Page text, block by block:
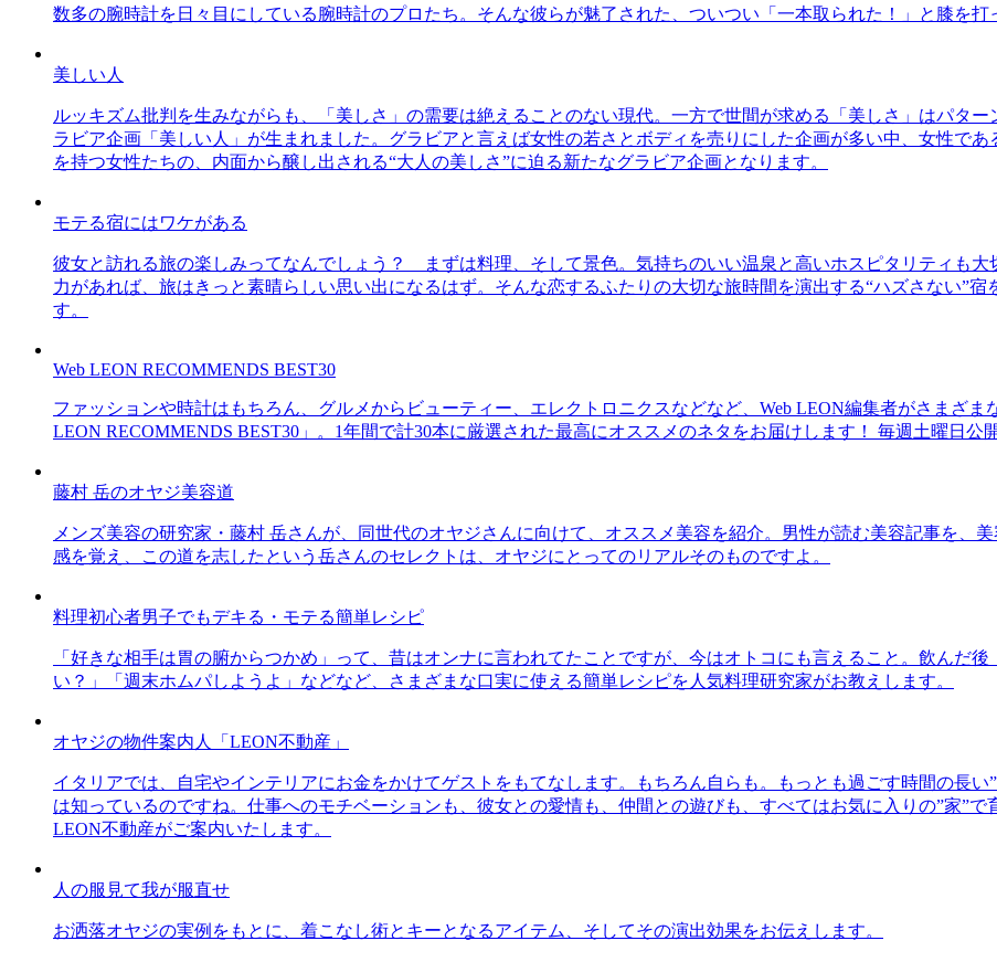
数多の腕時計を日々目にしている腕時計のプロたち。そんな彼らが魅了された、ついつい「一本取られた！」と膝を打
美しい人
ルッキズム批判を生みながらも、「美しさ」の需要は絶えることのない現代。一方で世間が求める「美しさ」はパタ
ラビア企画「美しい人」が生まれました。グラビアと言えば女性の若さとボディを売りにした企画が多い中、女性で
を持つ女性たちの、内面から醸し出される“大人の美しさ”に迫る新たなグラビア企画となります。
モテる宿にはワケがある
彼女と訪れる旅の楽しみってなんでしょう？ まずは料理、そして景色。気持ちのいい温泉と高いホスピタリティも
力があれば、旅はきっと素晴らしい思い出になるはず。そんな恋するふたりの大切な旅時間を演出する“ハズさない”
す。
Web LEON RECOMMENDS BEST30
ファッションや時計はもちろん、グルメからビューティー、エレクトロニクスなどなど、Web LEON編集者がさまざ
LEON RECOMMENDS BEST30」。1年間で計30本に厳選された最高にオススメのネタをお届けします！ 毎週土曜日公
藤村 岳のオヤジ美容道
メンズ美容の研究家・藤村 岳さんが、同世代のオヤジさんに向けて、オススメ美容を紹介。男性が読む美容記事を、
感を覚え、この道を志したという岳さんのセレクトは、オヤジにとってのリアルそのものですよ。
料理初心者男子でもデキる・モテる簡単レシピ
「好きな相手は胃の腑からつかめ」って、昔はオンナに言われてたことですが、今はオトコにも言えること。飲んだ
い？」「週末ホムパしようよ」などなど、さまざまな口実に使える簡単レシピを人気料理研究家がお教えします。
オヤジの物件案内人「LEON不動産」
イタリアでは、自宅やインテリアにお金をかけてゲストをもてなします。もちろん自らも。もっとも過ごす時間の長
は知っているのですね。仕事へのモチベーションも、彼女との愛情も、仲間との遊びも、すべてはお気に入りの”家”で
LEON不動産がご案内いたします。
人の服見て我が服直せ
お洒落オヤジの実例をもとに、着こなし術とキーとなるアイテム、そしてその演出効果をお伝えします。